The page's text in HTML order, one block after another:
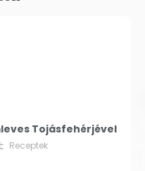
Tojásfehérjével
Receptek